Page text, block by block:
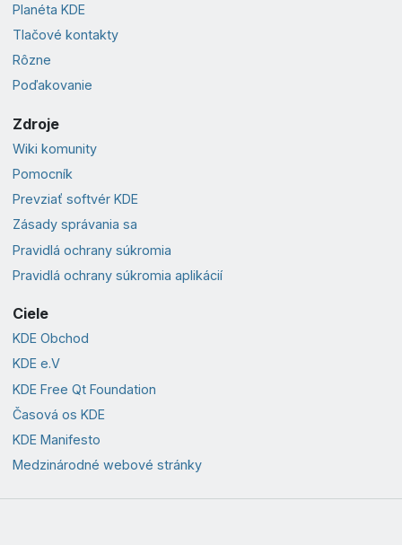
Planéta KDE
Tlačové kontakty
Rôzne
Poďakovanie
Zdroje
Wiki komunity
Pomocník
Prevziať softvér KDE
Zásady správania sa
Pravidlá ochrany súkromia
Pravidlá ochrany súkromia aplikácií
Ciele
KDE Obchod
KDE e.V
KDE Free Qt Foundation
Časová os KDE
KDE Manifesto
Medzinárodné webové stránky